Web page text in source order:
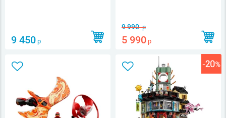
9 450 р
9 990р
5 990 р